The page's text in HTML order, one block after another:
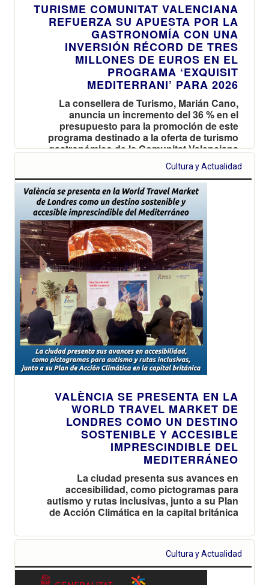
TURISME COMUNITAT VALENCIANA
REFUERZA SU APUESTA POR LA
GASTRONOMÍA CON UNA
INVERSIÓN RÉCORD DE TRES
MILLONES DE EUROS EN EL
PROGRAMA ‘EXQUISIT
MEDITERRANI’ PARA 2026
La consellera de Turismo, Marián Cano,
anuncia un incremento del 36 % en el
presupuesto para la promoción de este
programa destinado a la oferta de turismo
gastronómico de la Comunitat Valenciana
Cultura y Actualidad
VALÈNCIA SE PRESENTA EN LA
WORLD TRAVEL MARKET DE
LONDRES COMO UN DESTINO
SOSTENIBLE Y ACCESIBLE
IMPRESCINDIBLE DEL
MEDITERRÁNEO
La ciudad presenta sus avances en
accesibilidad, como pictogramas para
autismo y rutas inclusivas, junto a su Plan
de Acción Climática en la capital británica
Cultura y Actualidad